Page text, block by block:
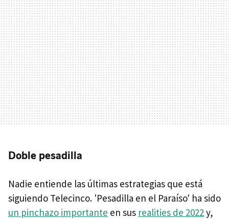
Doble pesadilla
Nadie entiende las últimas estrategias que está
siguiendo Telecinco. 'Pesadilla en el Paraíso' ha sido
un pinchazo importante en sus realities de 2022y,